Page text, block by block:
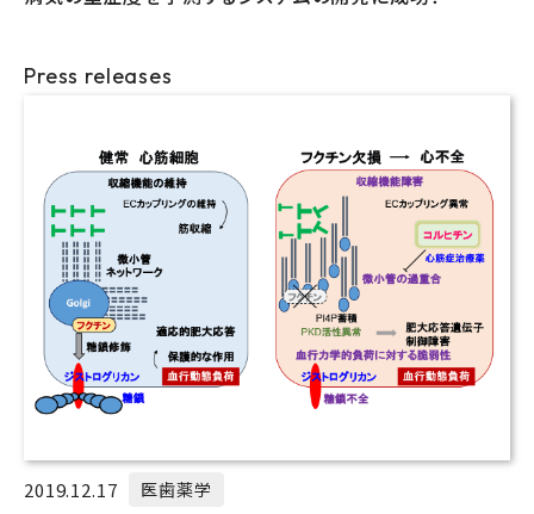
Press releases
2019.12.17 医歯薬学